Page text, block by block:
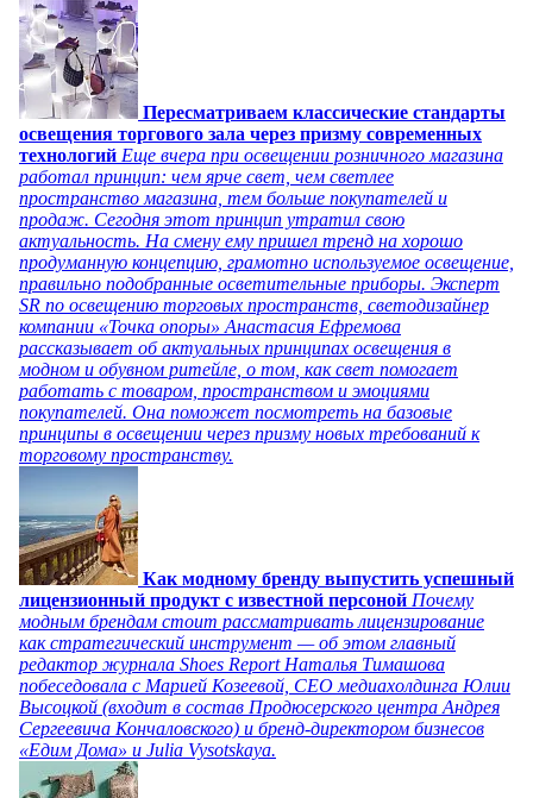
Пересматриваем классические стандарты
освещения торгового зала через призму современных
технологий Еще вчера при освещении розничного магазина
работал принцип: чем ярче свет, чем светлее
пространство магазина, тем больше покупателей и
продаж. Сегодня этот принцип утратил свою
актуальность. На смену ему пришел тренд на хорошо
продуманную концепцию, грамотно используемое освещение,
правильно подобранные осветительные приборы. Эксперт
SR по освещению торговых пространств, светодизайнер
компании «Точка опоры» Анастасия Ефремова
рассказывает об актуальных принципах освещения в
модном и обувном ритейле, о том, как свет помогает
работать с товаром, пространством и эмоциями
покупателей. Она поможет посмотреть на базовые
принципы в освещении через призму новых требований к
торговому пространству.
Как модному бренду выпустить успешный
лицензионный продукт с известной персоной Почему
модным брендам стоит рассматривать лицензирование
как стратегический инструмент — об этом главный
редактор журнала Shoes Report Наталья Тимашова
побеседовала с Марией Козеевой, СЕО медиахолдинга Юлии
Высоцкой (входит в состав Продюсерского центра Андрея
Сергеевича Кончаловского) и бренд-директором бизнесов
«Едим Дома» и Julia Vysotskaya.